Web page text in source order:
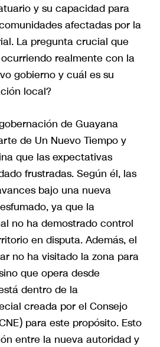
y su capacidad para
afectadas por la
La pregunta crucial que
realmente con la
gobierno y cuál es su
local?
de Guayana
de Un Nuevo Tiempo y
que las expectativas
frustradas. Según él, las
bajo una nueva
ya que la
no ha demostrado control
en disputa. Además, el
no ha visitado la zona para
que opera desde
dentro de la
creada por el Consejo
para este propósito. Esto
entre la nueva autoridad y